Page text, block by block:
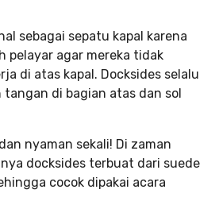
sebagai sepatu kapal karena
pelayar agar mereka tidak
di atas kapal. Docksides selalu
di bagian atas dan sol
nyaman sekali! Di zaman
docksides terbuat dari suede
cocok dipakai acara